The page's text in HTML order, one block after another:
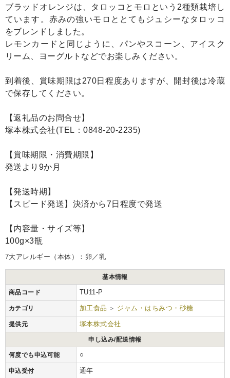
ブラッドオレンジは、タロッコとモロという2種類栽培し
ています。赤みの強いモロととてもジュシーなタロッコ
をブレンドしました。
レモンカードと同じように、パンやスコーン、アイスク
リーム、ヨーグルトなどでお楽しみください。
到着後、賞味期限は270日程度ありますが、開封後は冷蔵
で保存してください。
【返礼品のお問合せ】
塚本株式会社(TEL：0848-20-2235)
【賞味期限・消費期限】
発送より9か月
【発送時期】
【スピード発送】決済から7日程度で発送
【内容量・サイズ等】
100g×3瓶
7大アレルギー（本体）：卵／乳
基本情報
商品コード TU11-P
カテゴリ 加工食品 > ジャム・はちみつ・砂糖
提供元 塚本株式会社
申し込み/配送情報
何度でも申込可能 ○
申込受付 通年